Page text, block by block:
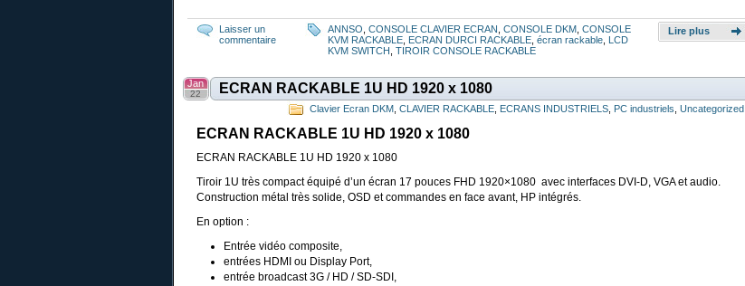
Laisser un
commentaire
ANNSO CONSOLE CLAVIER ECRAN CONSOLE DKM CONSOLE
KVM RACKABLE ECRAN DURCI RACKABLE écran rackable LCD
KVM SWITCH TIROIR CONSOLE RACKABLE
Lire plus
ECRAN RACKABLE 1U HD 1920 x 1080
Jan
22
Clavier Ecran DKM CLAVIER RACKABLE ECRANS INDUSTRIELS PC industriels Uncategorized
ECRAN RACKABLE 1U HD 1920 x 1080
ECRAN RACKABLE 1U HD 1920 x 1080
Tiroir 1U très compact équipé d’un écran 17 pouces FHD 1920×1080 avec interfaces DVI-D, VGA et audio.
Construction métal très solide, OSD et commandes en face avant, HP intégrés.
En option :
Entrée vidéo composite,
entrées HDMI ou Display Port,
entrée broadcast 3G / HD / SD-SDI,